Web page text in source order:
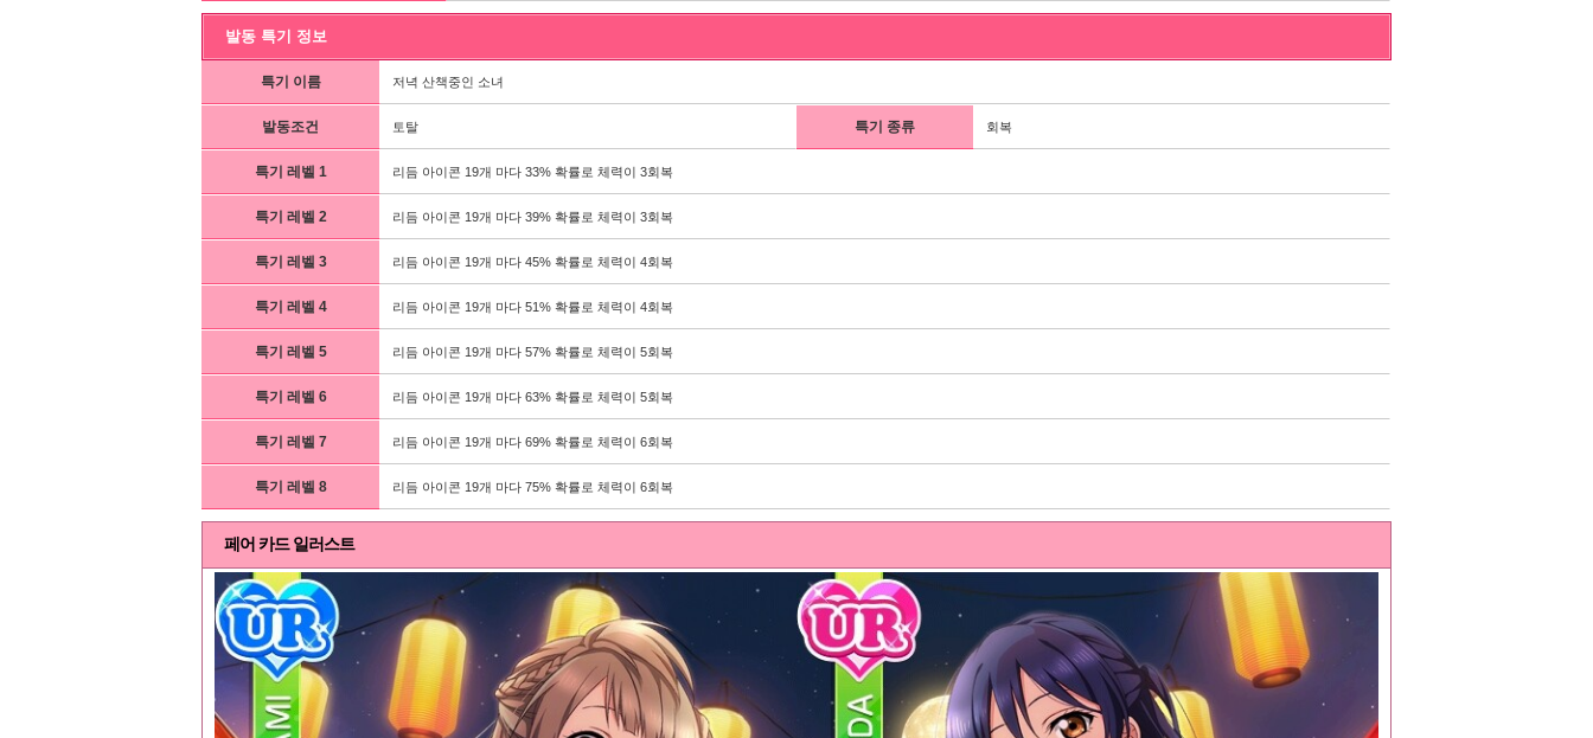
발동 특기 정보
특기 이름 저녁 산책중인 소녀
발동조건 토탈 특기 종류 회복
특기 레벨 1 리듬 아이콘 19개 마다 33% 확률로 체력이 3회복
특기 레벨 2 리듬 아이콘 19개 마다 39% 확률로 체력이 3회복
특기 레벨 3 리듬 아이콘 19개 마다 45% 확률로 체력이 4회복
특기 레벨 4 리듬 아이콘 19개 마다 51% 확률로 체력이 4회복
특기 레벨 5 리듬 아이콘 19개 마다 57% 확률로 체력이 5회복
특기 레벨 6 리듬 아이콘 19개 마다 63% 확률로 체력이 5회복
특기 레벨 7 리듬 아이콘 19개 마다 69% 확률로 체력이 6회복
특기 레벨 8 리듬 아이콘 19개 마다 75% 확률로 체력이 6회복
페어 카드 일러스트